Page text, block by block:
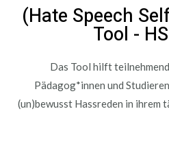
(Hate Speech
Tool -
Das Tool hilft
Pädagog*innen und
(un)bewusst Hassreden in ihrem